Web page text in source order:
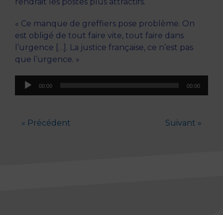
« Ce manque de greffiers pose problème. On
est obligé de tout faire vite, tout faire dans
l’urgence […]. La justice française, ce n’est pas
que l’urgence. »
Lecteur
00:00 00:00
« Précédent Suivant »